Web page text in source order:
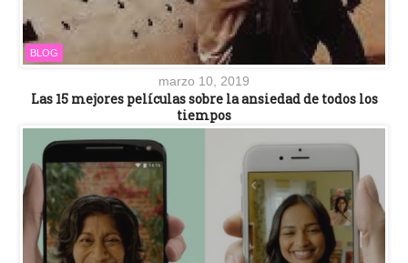
BLOG
marzo 10, 2019
Las 15 mejores películas sobre la ansiedad de todos los
tiempos